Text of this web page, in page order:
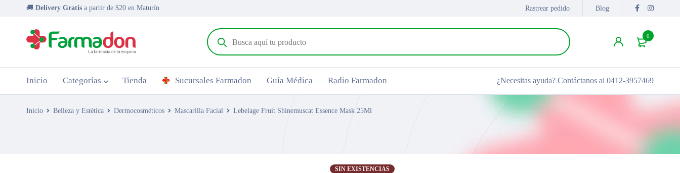
🚚 Delivery Gratis a partir de $20 en Maturín Rastrear pedido Blog
0
Inicio Categorías Tienda Sucursales Farmadon Guía Médica Radio Farmadon ¿Necesitas ayuda? Contáctanos al 0412-3957469
Inicio Belleza y Estética Dermocosméticos Mascarilla Facial Lebelage Fruit Shinemuscat Essence Mask 25Ml
SIN EXISTENCIAS